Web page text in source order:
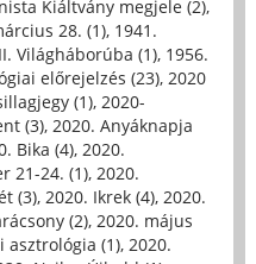
Kiáltvány megjele (2),
28. (1), 1941.
Világháborúba (1), 1956.
előrejelzés (23), 2020
(1), 2020-
(3), 2020. Anyáknapja
Bika (4), 2020.
21-24. (1), 2020.
(3), 2020. Ikrek (4), 2020.
(2), 2020. május
asztrológia (1), 2020.